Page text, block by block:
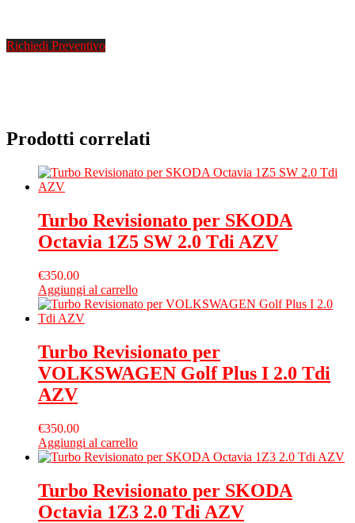
Richiedi Preventivo
Prodotti correlati
Turbo Revisionato per SKODA
Octavia 1Z5 SW 2.0 Tdi AZV
€350.00
Aggiungi al carrello
Turbo Revisionato per
VOLKSWAGEN Golf Plus I 2.0 Tdi
AZV
€350.00
Aggiungi al carrello
Turbo Revisionato per SKODA
Octavia 1Z3 2.0 Tdi AZV